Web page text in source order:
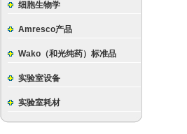
细胞生物学
Amresco产品
Wako（和光纯药）标准品
实验室设备
实验室耗材